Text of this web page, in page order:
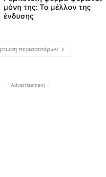
μόνη της: Το μέλλον της
ένδυσης
περισσοτέρων
- Advertisement -